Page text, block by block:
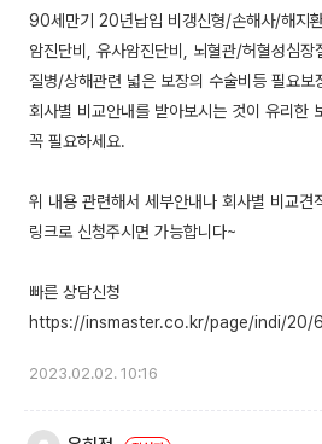
90세만기 20년납입 비갱신형/손해사/해지
암진단비, 유사암진단비, 뇌혈관/허혈성심장
질병/상해관련 넓은 보장의 수술비등 필요보
회사별 비교안내를 받아보시는 것이 유리한
꼭 필요하세요.
위 내용 관련해서 세부안내나 회사별 비교견
링크로 신청주시면 가능합니다~
빠른 상담신청
2023.02.02. 10:16